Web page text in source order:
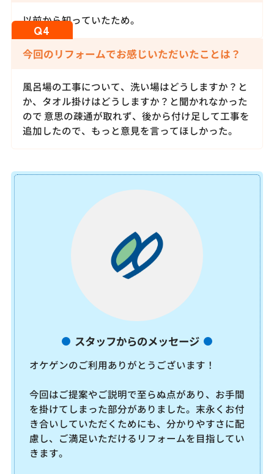
以前から知っていたため。
今回のリフォームでお感じいただいたことは？
風呂場の工事について、洗い場はどうしますか？と
か、タオル掛けはどうしますか？と聞かれなかった
ので 意思の疎通が取れず、後から付け足して工事を
追加したので、もっと意見を言ってほしかった。
スタッフからのメッセージ
オケゲンのご利用ありがとうございます！
今回はご提案やご説明で至らぬ点があり、お手間
を掛けてしまった部分がありました。末永くお付
き合いしていただくためにも、分かりやすさに配
慮し、ご満足いただけるリフォームを目指してい
きます。